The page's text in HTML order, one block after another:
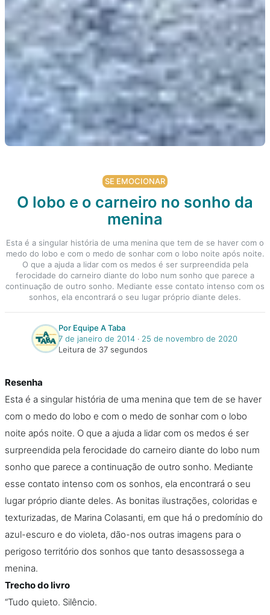
SE EMOCIONAR
O lobo e o carneiro no sonho da
menina
Esta é a singular história de uma menina que tem de se haver com o
medo do lobo e com o medo de sonhar com o lobo noite após noite.
O que a ajuda a lidar com os medos é ser surpreendida pela
ferocidade do carneiro diante do lobo num sonho que parece a
continuação de outro sonho. Mediante esse contato intenso com os
sonhos, ela encontrará o seu lugar próprio diante deles.
Por Equipe A Taba
7 de janeiro de 2014‧ 25 de novembro de 2020
Leitura de 37 segundos
Resenha
Esta é a singular história de uma menina que tem de se haver
com o medo do lobo e com o medo de sonhar com o lobo
noite após noite. O que a ajuda a lidar com os medos é ser
surpreendida pela ferocidade do carneiro diante do lobo num
sonho que parece a continuação de outro sonho. Mediante
esse contato intenso com os sonhos, ela encontrará o seu
lugar próprio diante deles. As bonitas ilustrações, coloridas e
texturizadas, de Marina Colasanti, em que há o predomínio do
azul-escuro e do violeta, dão-nos outras imagens para o
perigoso território dos sonhos que tanto desassossega a
menina.
Trecho do livro
“Tudo quieto. Silêncio.